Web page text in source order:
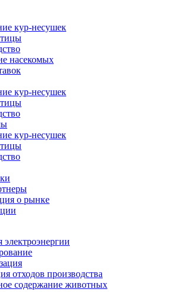
кур-несушек
насекомых
кур-несушек
кур-несушек
о рынке
отходов производства
содержание животных